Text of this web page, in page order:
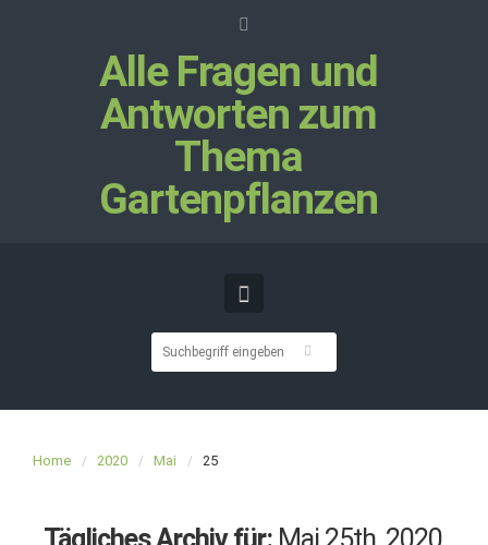
Alle Fragen und
Antworten zum
Thema
Gartenpflanzen
Home 2020 Mai 25